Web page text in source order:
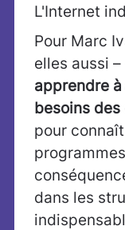
Pour Marc
elles aussi –
apprendre
besoins
pour
dans les